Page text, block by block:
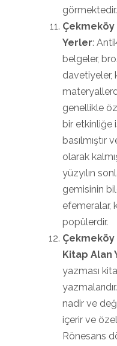
görmektedir.
Yerler:
belgeler,
davetiyeler,
genellikle
bir etkinliğe
basılmıştır
olarak
yüzyılın
gemisinin
efemeralar,
popülerdir.
Çekmeköy
Kitap Alan
yazması
nadir ve
içerir ve
Rönesans